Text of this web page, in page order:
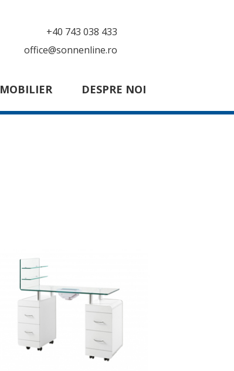
+40 743 038 433
office@sonnenline.ro
MOBILIER DESPRE NOI